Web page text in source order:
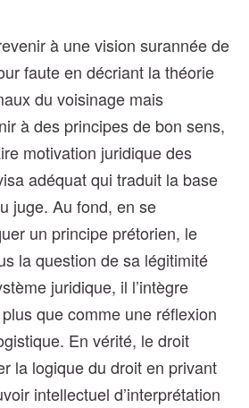
à une vision surannée de
faute en décriant la théorie
du voisinage mais
à des principes de bon sens,
motivation juridique des
adéquat qui traduit la base
juge. Au fond, en se
un principe prétorien, le
la question de sa légitimité
juridique, il l’intègre
que comme une réflexion
En vérité, le droit
la logique du droit en privant
intellectuel d’interprétation